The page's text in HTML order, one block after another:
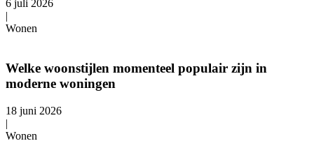
6 juli 2026
|
Wonen
Welke woonstijlen momenteel populair zijn in
moderne woningen
18 juni 2026
|
Wonen